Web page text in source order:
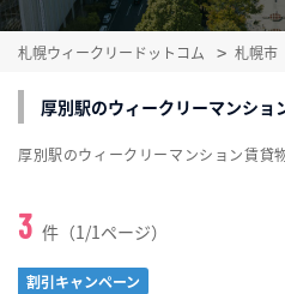
札幌ウィークリードットコム 札幌市
厚別駅のウィークリーマンショ
3 件（1/1ページ）
割引キャンペーン